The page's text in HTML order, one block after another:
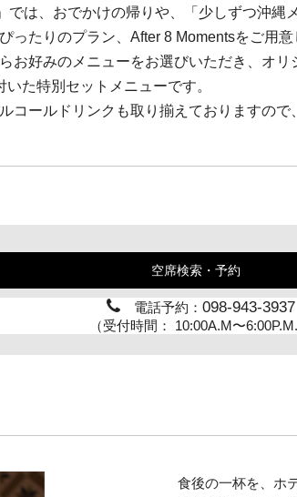
では、おでかけの帰りや、「少しずつ沖縄
ったりのプラン、After 8 Momentsをご用意
お好みのメニューをお選びいただき、オ
た特別セットメニューです。
コールドリンクも取り揃えておりますの
空席検索・予約
電話予約： 098-943-3937
（受付時間： 10:00A.M〜6:00P.M.
食後の一杯を、ホ